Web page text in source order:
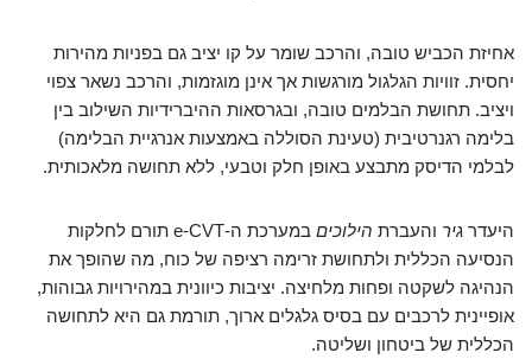
אחיזת הכביש טובה, והרכב שומר על קו יציב גם בפניות מהירות
יחסית. זוויות הגלגול מורגשות אך אינן מוגזמות, והרכב נשאר צפוי
ויציב. תחושת הבלמים טובה, ובגרסאות ההיברידיות השילוב בין
בלימה רגנרטיבית (טעינת הסוללה באמצעות אנרגיית הבלימה)
לבלמי הדיסק מתבצע באופן חלק וטבעי, ללא תחושה מלאכותית.
היעדר גיר והעברת הילוכים
במערכת ה-e-CVT תורם לחלקות
הנסיעה הכללית ולתחושת זרימה רציפה של כוח, מה שהופך את
הנהיגה לשקטה ופחות מלחיצה. יציבות כיוונית במהירויות גבוהות,
אופיינית לרכבים עם בסיס גלגלים ארוך, תורמת גם היא לתחושה
הכללית של ביטחון ושליטה.